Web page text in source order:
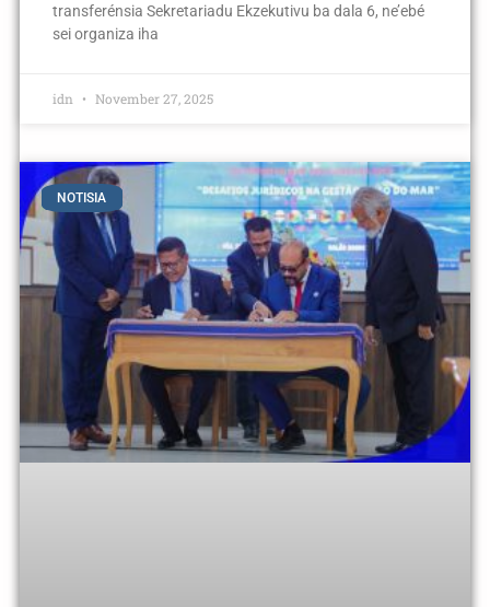
transferénsia Sekretariadu Ekzekutivu ba dala 6, ne’ebé
sei organiza iha
idn November 27, 2025
NOTISIA